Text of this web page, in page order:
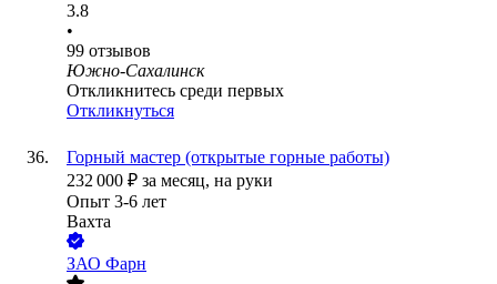
3.8
•
99 отзывов
Южно-Сахалинск
Откликнитесь среди первых
Откликнуться
Горный мастер (открытые горные работы)
232 000 ₽ за месяц, на руки
Опыт 3-6 лет
Вахта
ЗАО Фарн